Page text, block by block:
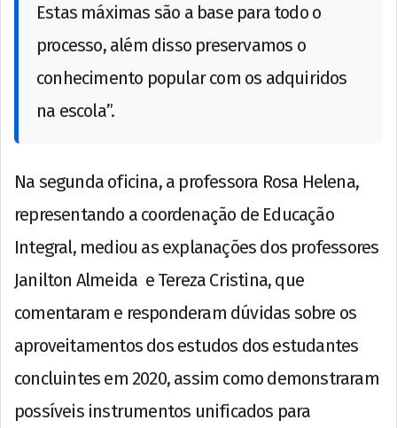
Estas máximas são a base para todo o
processo, além disso preservamos o
conhecimento popular com os adquiridos
na escola”.
Na segunda oficina, a professora Rosa Helena,
representando a coordenação de Educação
Integral, mediou as explanações dos professores
Janilton Almeida e Tereza Cristina, que
comentaram e responderam dúvidas sobre os
aproveitamentos dos estudos dos estudantes
concluintes em 2020, assim como demonstraram
possíveis instrumentos unificados para